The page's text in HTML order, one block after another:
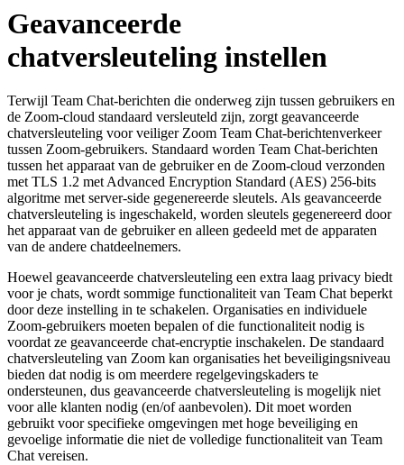
Geavanceerde
chatversleuteling instellen
Terwijl Team Chat-berichten die onderweg zijn tussen gebruikers en
de Zoom-cloud standaard versleuteld zijn, zorgt geavanceerde
chatversleuteling voor veiliger Zoom Team Chat-berichtenverkeer
tussen Zoom-gebruikers. Standaard worden Team Chat-berichten
tussen het apparaat van de gebruiker en de Zoom-cloud verzonden
met TLS 1.2 met Advanced Encryption Standard (AES) 256-bits
algoritme met server-side gegenereerde sleutels. Als geavanceerde
chatversleuteling is ingeschakeld, worden sleutels gegenereerd door
het apparaat van de gebruiker en alleen gedeeld met de apparaten
van de andere chatdeelnemers.
Hoewel geavanceerde chatversleuteling een extra laag privacy biedt
voor je chats, wordt sommige functionaliteit van Team Chat beperkt
door deze instelling in te schakelen. Organisaties en individuele
Zoom-gebruikers moeten bepalen of die functionaliteit nodig is
voordat ze geavanceerde chat-encryptie inschakelen. De standaard
chatversleuteling van Zoom kan organisaties het beveiligingsniveau
bieden dat nodig is om meerdere regelgevingskaders te
ondersteunen, dus geavanceerde chatversleuteling is mogelijk niet
voor alle klanten nodig (en/of aanbevolen). Dit moet worden
gebruikt voor specifieke omgevingen met hoge beveiliging en
gevoelige informatie die niet de volledige functionaliteit van Team
Chat vereisen.